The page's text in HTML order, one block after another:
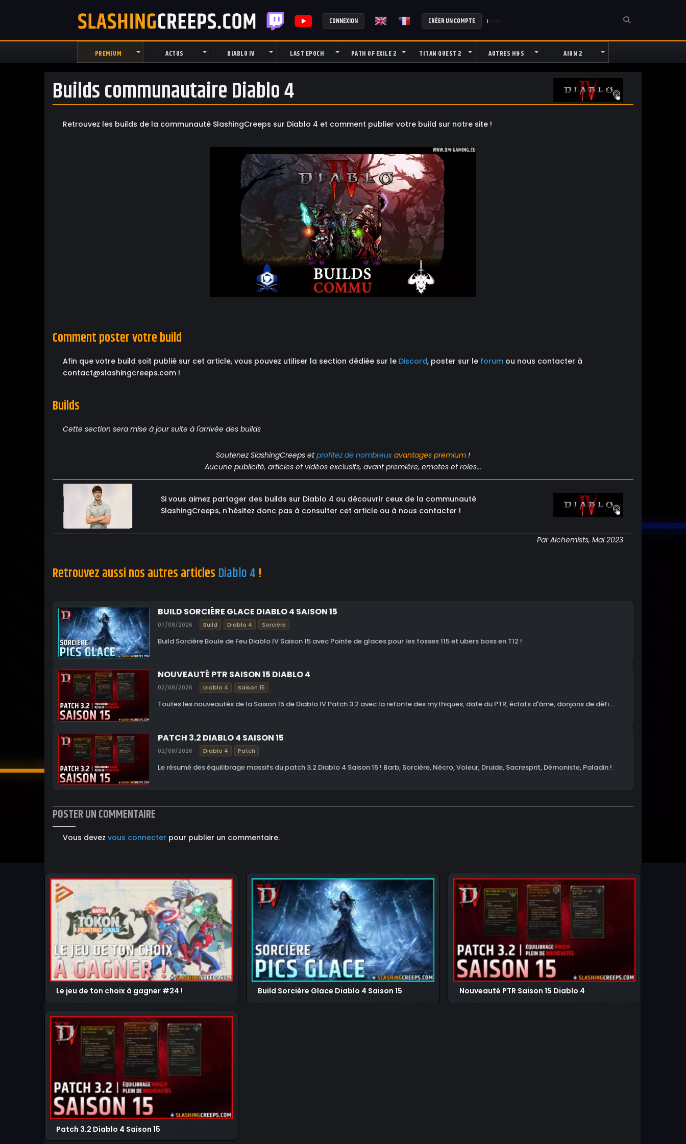
CONNEXION CRÉER UN COMPTE
PREMIUM ACTUS DIABLO IV LAST EPOCH PATH OF EXILE 2 TITAN QUEST 2 AUTRES H&S AION 2
Builds communautaire Diablo 4
Retrouvez les builds de la communauté SlashingCreeps sur Diablo 4 et comment publier votre build sur notre site !
Comment poster votre build
Afin que votre build soit publié sur cet article, vous pouvez utiliser la section dédiée sur le Discord, poster sur le forum ou nous contacter à
contact@slashingcreeps.com !
Builds
Cette section sera mise à jour suite à l'arrivée des builds
Soutenez SlashingCreeps etprofitez de nombreux avantages premium !
Aucune publicité, articles et vidéos exclusifs, avant première, emotes et roles...
Si vous aimez partager des builds sur Diablo 4 ou découvrir ceux de la communauté
SlashingCreeps, n'hésitez donc pas à consulter cet article ou à nous contacter !
Par Alchemists, Mai 2023
Retrouvez aussi nos autres articles Diablo 4 !
BUILD SORCIÈRE GLACE DIABLO 4 SAISON 15
07/08/2026 Build Diablo 4 Sorcière
Build Sorcière Boule de Feu Diablo IV Saison 15 avec Pointe de glaces pour les fosses 115 et ubers boss en T12 !
NOUVEAUTÉ PTR SAISON 15 DIABLO 4
02/08/2026 Diablo 4 Saison 15
Toutes les nouveautés de la Saison 15 de Diablo IV Patch 3.2 avec la refonte des mythiques, date du PTR, éclats d'âme, donjons de défi...
PATCH 3.2 DIABLO 4 SAISON 15
02/08/2026 Diablo 4 Patch
Le résumé des équilibrage massifs du patch 3.2 Diablo 4 Saison 15 ! Barb, Sorcière, Nécro, Voleur, Druide, Sacresprit, Démoniste, Paladin !
POSTER UN COMMENTAIRE
Vous devez vous connecter pour publier un commentaire.
Le jeu de ton choix à gagner #24 ! Build Sorcière Glace Diablo 4 Saison 15 Nouveauté PTR Saison 15 Diablo 4
Patch 3.2 Diablo 4 Saison 15